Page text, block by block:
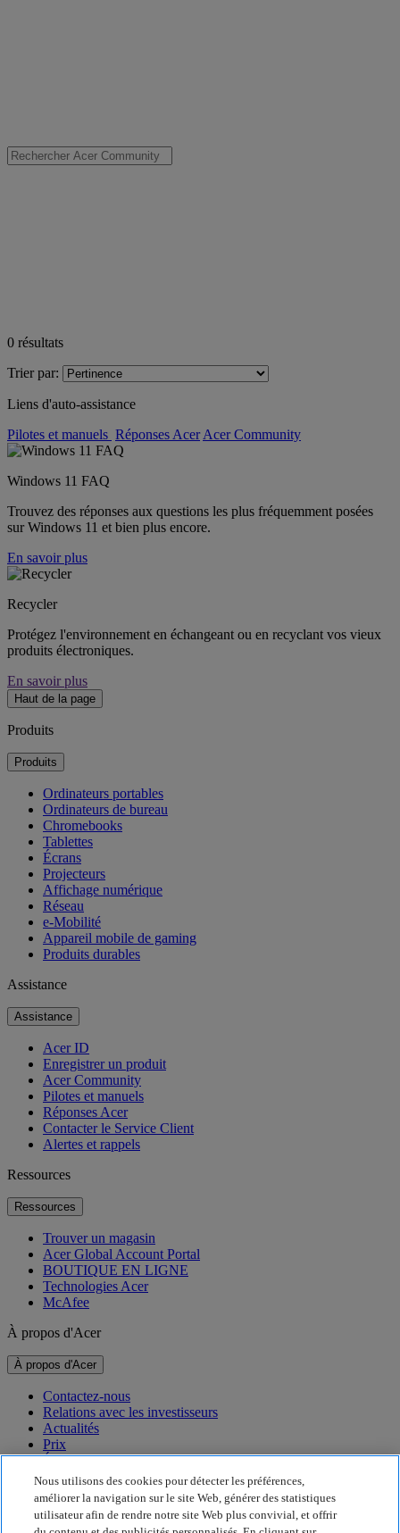
0 résultats
Trier par:
Liens d'auto-assistance
Pilotes et manuels Réponses Acer Acer Community
Windows 11 FAQ
Trouvez des réponses aux questions les plus fréquemment posées
sur Windows 11 et bien plus encore.
En savoir plus
Recycler
Protégez l'environnement en échangeant ou en recyclant vos vieux
produits électroniques.
En savoir plus
Haut de la page
Produits
Produits
Ordinateurs portables
Ordinateurs de bureau
Chromebooks
Tablettes
Écrans
Projecteurs
Affichage numérique
Réseau
e-Mobilité
Appareil mobile de gaming
Produits durables
Assistance
Assistance
Acer ID
Enregistrer un produit
Acer Community
Pilotes et manuels
Réponses Acer
Contacter le Service Client
Alertes et rappels
Ressources
Ressources
Trouver un magasin
Acer Global Account Portal
BOUTIQUE EN LIGNE
Technologies Acer
McAfee
À propos d'Acer
À propos d'Acer
Contactez-nous
Relations avec les investisseurs
Actualités
Prix
Événements
Développement durable
Développement durable
Nous utilisons des cookies pour détecter les préférences,
améliorer la navigation sur le site Web, générer des statistiques
utilisateur afin de rendre notre site Web plus convivial, et offrir